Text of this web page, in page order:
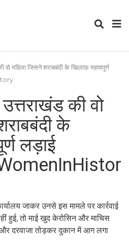
वो महिला जिसने शराबबंदी के खिलाफ़ महत्वपूर्ण
उत्तराखंड की वो
के
लड़ाई
जाकर उनसे इस मामले पर कार्रवाई
हुई, तो माई खुद केरोसिन और माचिस
दरवाजा तोड़कर दुकान में आग लगा